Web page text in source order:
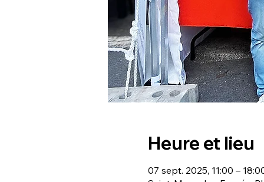
Heure et lieu
07 sept. 2025, 11:00 –